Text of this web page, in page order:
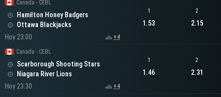
Canada - CEBL
Hamilton Honey Badgers
Ottawa Blackjacks
Hoy 23:00
+4
1
1.53
2
2.15
Canada - CEBL
Scarborough Shooting Stars
Niagara River Lions
Hoy 23:30
+4
1
1.46
2
2.31